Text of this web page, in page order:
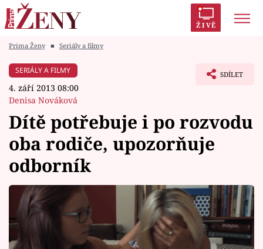
ŽIVĚ
Módní alarm
Témata
Celebrity
Vztahy
Seriály
Prima Ženy ■ Seriály a filmy
SERIÁLY A FILMY
4. září 2013 08:00
Denisa Nováková
SDÍLET
Dítě potřebuje i po rozvodu
oba rodiče, upozorňuje
odborník